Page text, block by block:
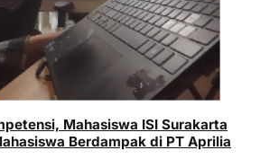
Mahasiswa ISI Surakarta
Berdampak di PT Aprilia